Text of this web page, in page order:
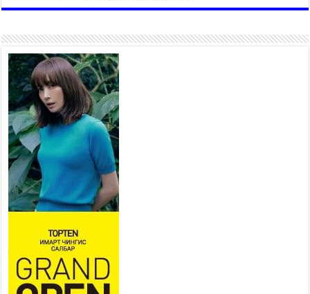
“Сэлбэ 20 минутын хот”
төслийн анхны 12 давхар
барилгын үндсэн карказ,
цутгалтын ажил дууслаа
2026 оны 7 сар 20 / 17 цаг 17 минут
Мопед, скүүтер, тэдгээртэй
адилтгах үзүүлэлт бүхий
тээврийн хэрэгсэлтэй
холбоотой нийслэлийн засаг
дарга захирамж гаргалаа
2026 оны 7 сар 20 / 17 цаг 11 минут
Төв цэвэрлэх байгууламжид хоногт дунджаар 3
тонн хатуу хог хаягдал ирж байна
2026 оны 7 сар 20 / 12 цаг 06 минут
“Эхийн алдар” одонгийн шаардлагыг
хөнгөрүүллээ
2026 оны 7 сар 20 / 11 цаг 51 минут